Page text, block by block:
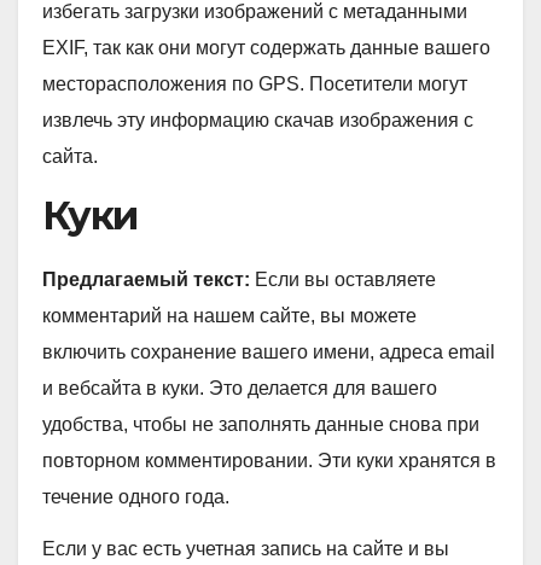
избегать загрузки изображений с метаданными
EXIF, так как они могут содержать данные вашего
месторасположения по GPS. Посетители могут
извлечь эту информацию скачав изображения с
сайта.
Куки
Предлагаемый текст: Если вы оставляете
комментарий на нашем сайте, вы можете
включить сохранение вашего имени, адреса email
и вебсайта в куки. Это делается для вашего
удобства, чтобы не заполнять данные снова при
повторном комментировании. Эти куки хранятся в
течение одного года.
Если у вас есть учетная запись на сайте и вы